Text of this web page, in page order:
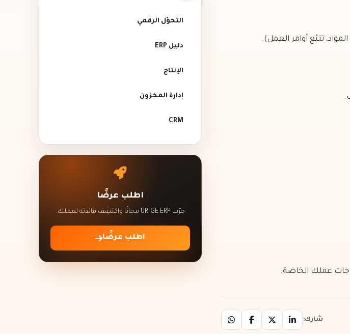
تتبّع أوامر العمل).
شارك:
التحوّل الرقمي
دليل ERP
الإنتاج
إدارة المخزون
CRM
اطلب عرضًا
جرّب UR-GE ERP مجانًا واكتشِف فائدته لعملك.
اطلب عرضًا